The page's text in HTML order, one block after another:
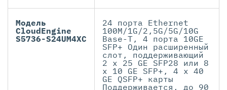
Модель
CloudEngine
S5736-S24UM4XC
24 порта Ethernet
100M/1G/2,5G/5G/10G
Base-T, 4 порта 10GE
SFP+ Один расширенный
слот, поддерживающий
2 x 25 GE SFP28 или 8
x 10 GE SFP+, 4 x 40
GE QSFP+ карты
Поддерживается, до 90